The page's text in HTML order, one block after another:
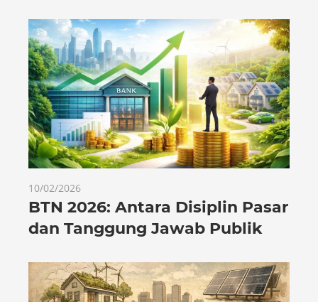
10/02/2026
BTN 2026: Antara Disiplin Pasar
dan Tanggung Jawab Publik